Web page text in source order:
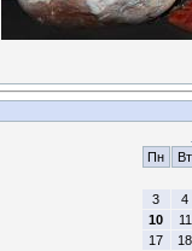
Пн
Вт
3
4
10
11
17
18